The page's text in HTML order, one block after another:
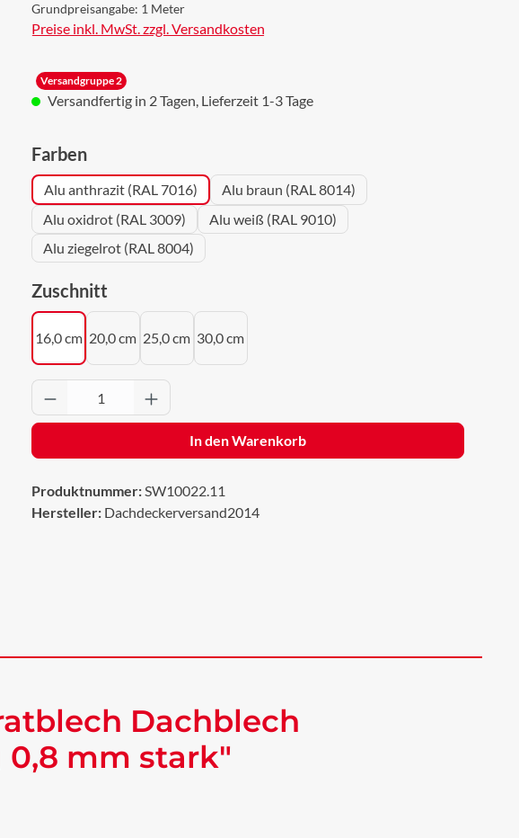
Grundpreisangabe: 1 Meter
Preise inkl. MwSt. zzgl. Versandkosten
Versandgruppe 2
Versandfertig in 2 Tagen, Lieferzeit 1-3 Tage
Farbenauswählen
Alu anthrazit (RAL 7016)
Alu braun (RAL 8014)
Alu oxidrot (RAL 3009)
Alu weiß (RAL 9010)
Alu ziegelrot (RAL 8004)
Zuschnittauswählen
16,0 cm 20,0 cm 25,0 cm 30,0 cm
Produkt Anzahl: Gib den gewünschten Wert ein
In den Warenkorb
Produktnummer:SW10022.11
Hersteller: Dachdeckerversand2014
Dachblech
mm stark"